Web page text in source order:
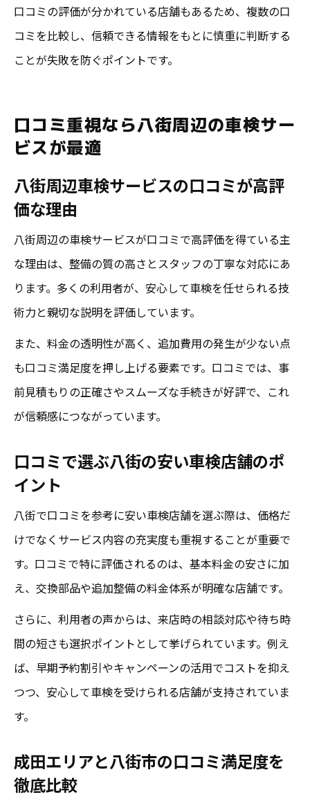
口コミの評価が分かれている店舗もあるため、複数の口
コミを比較し、信頼できる情報をもとに慎重に判断する
ことが失敗を防ぐポイントです。
口コミ重視なら八街周辺の車検サー
ビスが最適
八街周辺車検サービスの口コミが高評
価な理由
八街周辺の車検サービスが口コミで高評価を得ている主
な理由は、整備の質の高さとスタッフの丁寧な対応にあ
ります。多くの利用者が、安心して車検を任せられる技
術力と親切な説明を評価しています。
また、料金の透明性が高く、追加費用の発生が少ない点
も口コミ満足度を押し上げる要素です。口コミでは、事
前見積もりの正確さやスムーズな手続きが好評で、これ
が信頼感につながっています。
口コミで選ぶ八街の安い車検店舗のポ
イント
八街で口コミを参考に安い車検店舗を選ぶ際は、価格だ
けでなくサービス内容の充実度も重視することが重要で
す。口コミで特に評価されるのは、基本料金の安さに加
え、交換部品や追加整備の料金体系が明確な店舗です。
さらに、利用者の声からは、来店時の相談対応や待ち時
間の短さも選択ポイントとして挙げられています。例え
ば、早期予約割引やキャンペーンの活用でコストを抑え
つつ、安心して車検を受けられる店舗が支持されていま
す。
成田エリアと八街市の口コミ満足度を
徹底比較